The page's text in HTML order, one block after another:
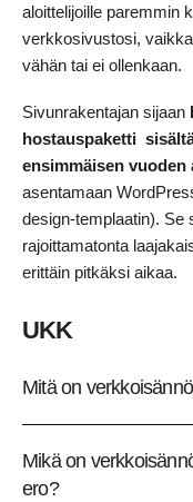
aloittelijoille paremmin
verkkosivustosi,
vähän tai ei ollenkaan.
Sivunrakentajan sijaan
hostauspaketti
ensimmäisen vuoden
asentamaan
design-templaatin). Se
rajoittamatonta
erittäin pitkäksi aikaa.
UKK
Mitä on
Mikä on
ero?